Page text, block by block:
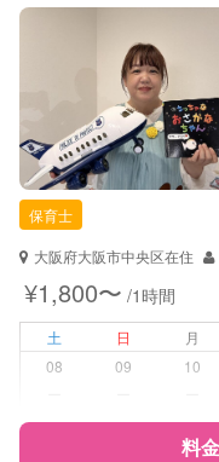
お子様の撮影
（定期特典）
特徴 料金 レ
サポートの特徴
資格
対応可能/特徴
病児対応
障がい児対応
保育士
大阪府大阪市中央区在住
¥1,800〜 /1時間
土 日 月
08
09 10
料